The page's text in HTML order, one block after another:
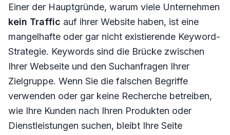
Einer der Hauptgründe, warum viele Unternehmen
kein Traffic auf ihrer Website haben, ist eine
mangelhafte oder gar nicht existierende Keyword-
Strategie. Keywords sind die Brücke zwischen
Ihrer Webseite und den Suchanfragen Ihrer
Zielgruppe. Wenn Sie die falschen Begriffe
verwenden oder gar keine Recherche betreiben,
wie Ihre Kunden nach Ihren Produkten oder
Dienstleistungen suchen, bleibt Ihre Seite